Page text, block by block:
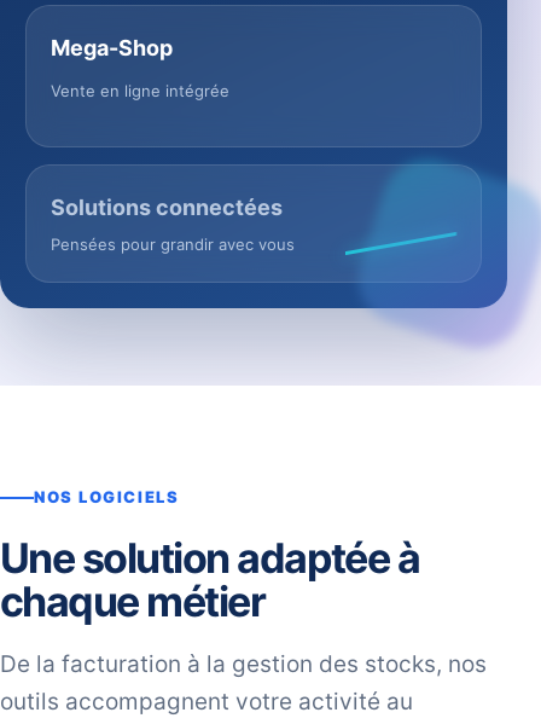
Mega-Shop
Vente en ligne intégrée
Solutions connectées
Pensées pour grandir avec vous
NOS LOGICIELS
Une solution adaptée à
chaque métier
De la facturation à la gestion des stocks, nos
outils accompagnent votre activité au